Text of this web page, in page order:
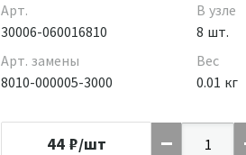
Арт.
30006-060016810
Арт. замены
8010-000005-3000
В узле
8 шт.
Вес
0.01 кг
44 ₽/шт